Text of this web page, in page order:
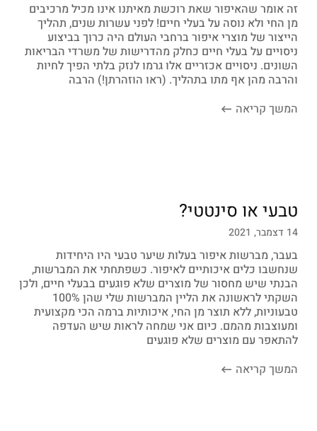
זה אומר שהאיפור שאת רוכשת מאיתנו אינו מכיל מרכיבים
מן החי ולא נוסה על בעלי חיים! לפני עשרות שנים, תהליך
הייצור של מוצרי איפור ברחבי העולם היה כרוך בביצוע
ניסויים על בעלי חיים כחלק מהדרישות של משרדי הבריאות
השונים. ניסויים אכזריים אלו גרמו לנזק בלתי הפיך לחיות
והרבה מהן אף מתו בתהליך. (ראו הוזהרתן!) הרבה
המשך קריאה
טבעי או סינטטי?
14 דצמבר, 2021
בעבר, מברשות איפור בעלות שיער טבעי היו היחידות
שנחשבו כלים איכותיים לאיפור. כשפתחתי את המברשות,
הבנתי שיש מחסור של מוצרים שלא פוגעים בבעלי חיים, ולכן
השקתי לראשונה את הליין המברשות שלי שהן 100%
טבעוניות, ללא תוצר מן החי, איכותיות ברמה הכי מקצועית
ומעוצבות מהמם. כיום אני שמחה לראות שיש העדפה
להתאפר עם מוצרים שלא פוגעים
המשך קריאה